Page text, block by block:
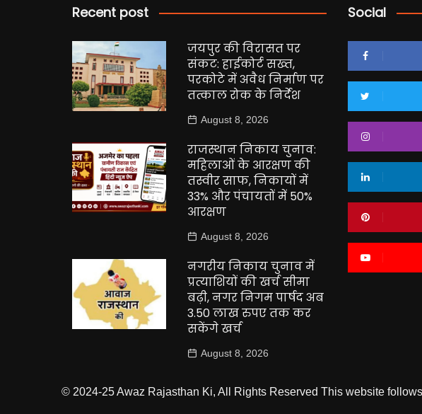
Recent post
जयपुर की विरासत पर
संकट: हाईकोर्ट सख्त,
परकोटे में अवैध निर्माण पर
तत्काल रोक के निर्देश
August 8, 2026
राजस्थान निकाय चुनाव:
महिलाओं के आरक्षण की
तस्वीर साफ, निकायों में
33% और पंचायतों में 50%
आरक्षण
August 8, 2026
नगरीय निकाय चुनाव में
प्रत्याशियों की खर्च सीमा
बढ़ी, नगर निगम पार्षद अब
3.50 लाख रुपए तक कर
सकेंगे खर्च
August 8, 2026
Social
© 2024-25 Awaz Rajasthan Ki, All Rights Reserved This website